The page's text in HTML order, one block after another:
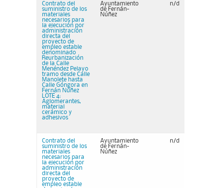
Contrato del
suministro de los
materiales
necesarios para
la ejecución por
administración
directa del
proyecto de
empleo estable
denominado
Reurbanización
de la Calle
Menéndez Pelayo
tramo desde Calle
Manolete hasta
Calle Góngora en
Fernán Núñez
LOTE 4:
Aglomerantes,
material
cerámico y
adhesivos
Ayuntamiento
de Fernán-
Núñez
n/d
Contrato del
suministro de los
materiales
necesarios para
la ejecución por
administración
directa del
proyecto de
empleo estable
Ayuntamiento
de Fernán-
Núñez
n/d